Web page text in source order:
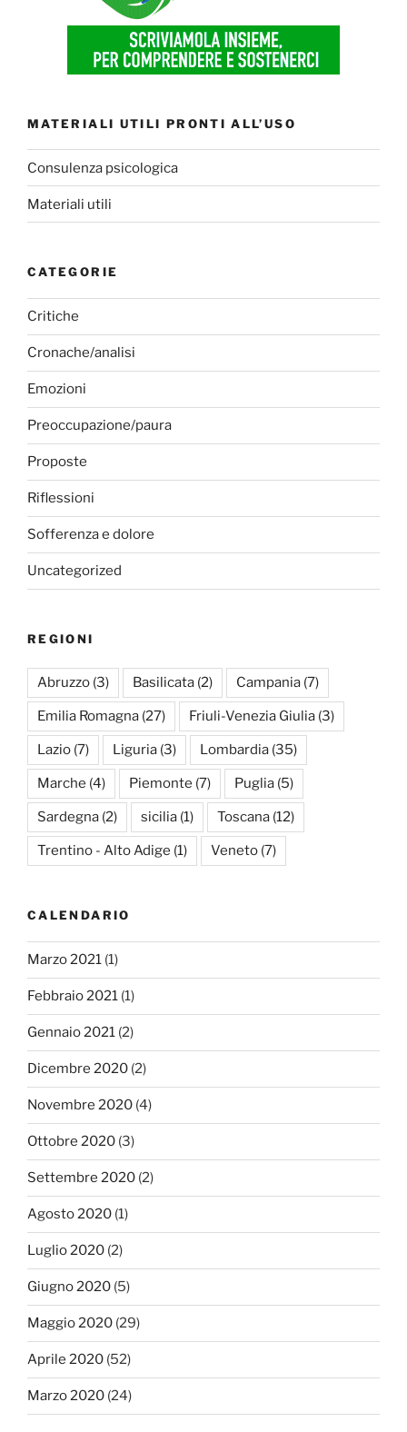
MATERIALI UTILI PRONTI ALL’USO
Consulenza psicologica
Materiali utili
CATEGORIE
Critiche
Cronache/analisi
Emozioni
Preoccupazione/paura
Proposte
Riflessioni
Sofferenza e dolore
Uncategorized
REGIONI
Abruzzo (3) Basilicata (2) Campania (7)
Emilia Romagna (27) Friuli-Venezia Giulia (3)
Lazio (7) Liguria (3) Lombardia (35)
Marche (4) Piemonte (7) Puglia (5)
Sardegna (2) sicilia (1) Toscana (12)
Trentino - Alto Adige (1) Veneto (7)
CALENDARIO
Marzo 2021 (1)
Febbraio 2021 (1)
Gennaio 2021 (2)
Dicembre 2020 (2)
Novembre 2020 (4)
Ottobre 2020 (3)
Settembre 2020 (2)
Agosto 2020 (1)
Luglio 2020 (2)
Giugno 2020 (5)
Maggio 2020 (29)
Aprile 2020 (52)
Marzo 2020 (24)